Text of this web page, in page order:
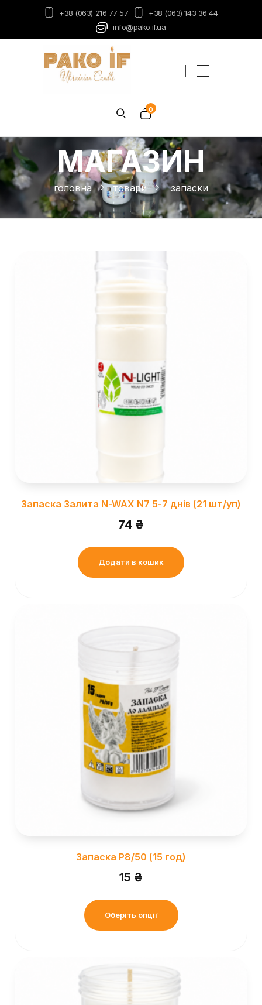
+38 (063) 216 77 57
+38 (063) 143 36 44
info@pako.if.ua
0
головна товари запаски
МАГАЗИН
Запаска Залита N-WAX N7 5-7 днів (21 шт/уп)
74 ₴
Додати в кошик
Запаска Р8/50 (15 год)
15 ₴
Оберіть опції